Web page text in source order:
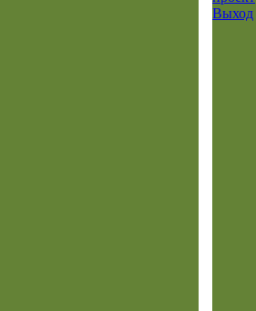
Выход